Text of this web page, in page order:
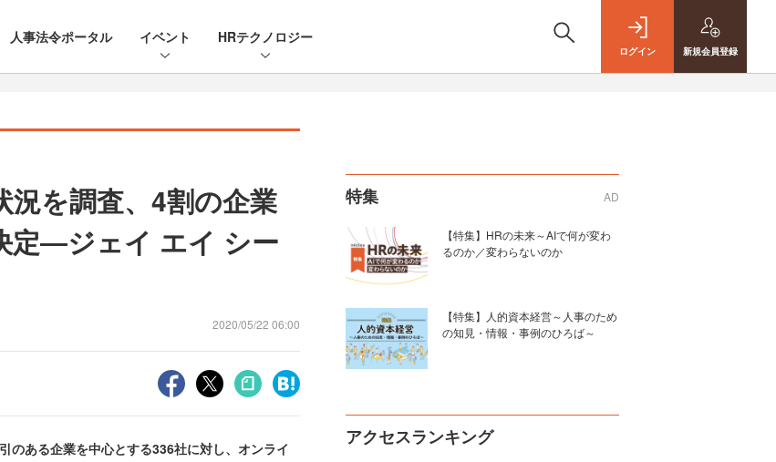
人事法令ポータル イベント HRテクノロジー
ログイン 新規会員登録
を調査、4割の企業
定―ジェイ エイ シー
2020/05/22 06:00
ある企業を中心とする336社に対し、オンライ
特集 AD
【特集】HRの未来～AIで何が変わ
るのか／変わらないのか
【特集】人的資本経営～人事のため
の知見・情報・事例のひろば～
アクセスランキング